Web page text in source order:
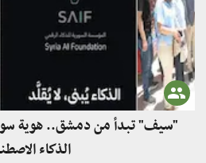
"سيف" تبدأ من دمشق.. هوية
الذكاء